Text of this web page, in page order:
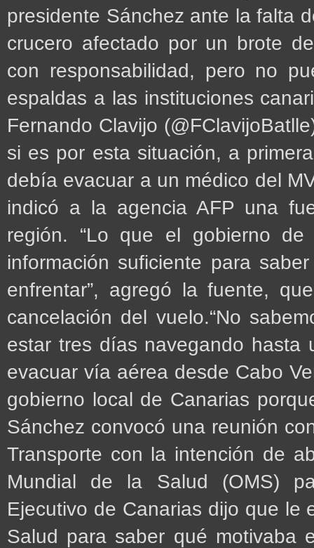
presidente Sánchez ante la falta
crucero afectado por un brote
con responsabilidad, pero no
espaldas a las instituciones
Fernando Clavijo
si es por esta situación, a
debía evacuar a un médico del
indicó a la agencia AFP una
región. “Lo que el gobierno
información suficiente para
enfrentar”, agregó la fuente,
cancelación del vuelo.“No
estar tres días navegando hasta
evacuar vía aérea desde Cabo
gobierno local de Canarias
Sánchez convocó una reunión
Transporte con la intención de
Mundial de la Salud (OMS)
Ejecutivo de Canarias dijo que le
Salud para saber qué motivaba